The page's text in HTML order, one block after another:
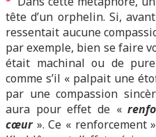
tête d’un orphelin. Si,
ressentait aucune
par exemple, bien se faire
était machinal ou de
comme s’il « palpait une
par une compassion
aura pour effet de «
cœur». Ce « renforcement